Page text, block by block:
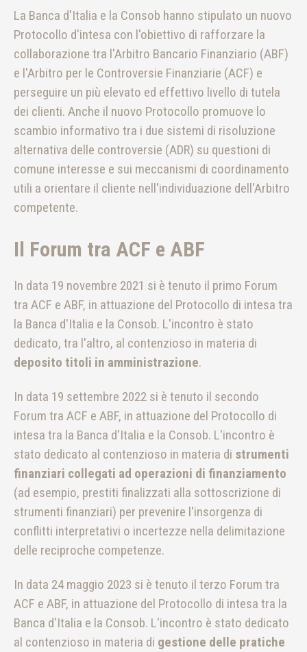
La Banca d'Italia e la Consob hanno stipulato un nuovo
Protocollo d'intesa con l'obiettivo di rafforzare la
collaborazione tra l'Arbitro Bancario Finanziario (ABF)
e l'Arbitro per le Controversie Finanziarie (ACF) e
perseguire un più elevato ed effettivo livello di tutela
dei clienti. Anche il nuovo Protocollo promuove lo
scambio informativo tra i due sistemi di risoluzione
alternativa delle controversie (ADR) su questioni di
comune interesse e sui meccanismi di coordinamento
utili a orientare il cliente nell'individuazione dell'Arbitro
competente.
Il Forum tra ACF e ABF
In data 19 novembre 2021 si è tenuto il primo Forum
tra ACF e ABF, in attuazione del Protocollo di intesa tra
la Banca d'Italia e la Consob. L'incontro è stato
dedicato, tra l'altro, al contenzioso in materia di
deposito titoli in amministrazione.
In data 19 settembre 2022 si è tenuto il secondo
Forum tra ACF e ABF, in attuazione del Protocollo di
intesa tra la Banca d'Italia e la Consob. L'incontro è
stato dedicato al contenzioso in materia di strumenti
finanziari collegati ad operazioni di finanziamento
(ad esempio, prestiti finalizzati alla sottoscrizione di
strumenti finanziari) per prevenire l'insorgenza di
conflitti interpretativi o incertezze nella delimitazione
delle reciproche competenze.
In data 24 maggio 2023 si è tenuto il terzo Forum tra
ACF e ABF, in attuazione del Protocollo di intesa tra la
Banca d'Italia e la Consob. L'incontro è stato dedicato
al contenzioso in materia di gestione delle pratiche